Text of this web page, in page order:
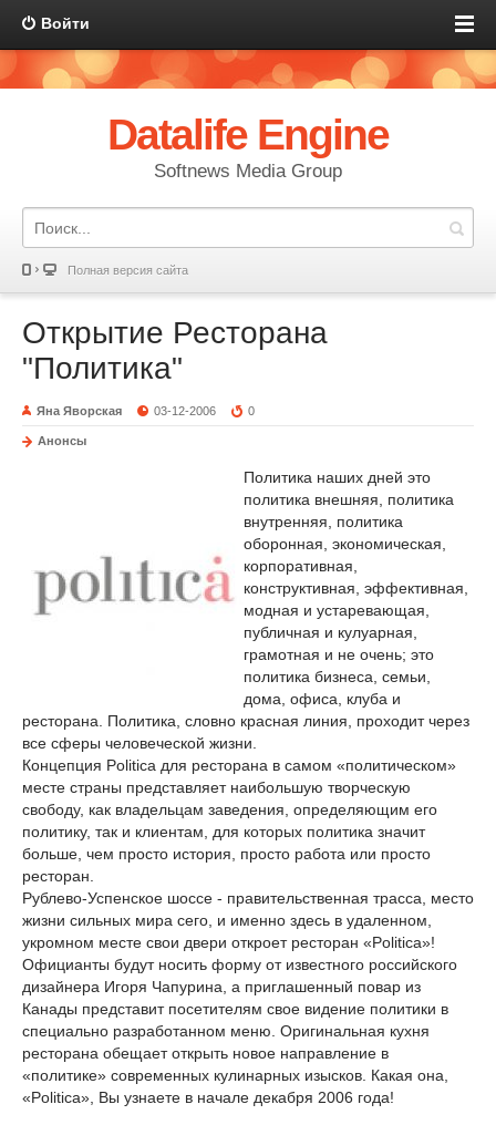
Войти
Datalife Engine
Softnews Media Group
Полная версия сайта
Открытие Ресторана
"Политика"
Яна Яворская 03-12-2006 0
Анонсы
Политика наших дней это
политика внешняя, политика
внутренняя, политика
оборонная, экономическая,
корпоративная,
конструктивная, эффективная,
модная и устаревающая,
публичная и кулуарная,
грамотная и не очень; это
политика бизнеса, семьи,
дома, офиса, клуба и
ресторана. Политика, словно красная линия, проходит через
все сферы человеческой жизни.
Концепция Politica для ресторана в самом «политическом»
месте страны представляет наибольшую творческую
свободу, как владельцам заведения, определяющим его
политику, так и клиентам, для которых политика значит
больше, чем просто история, просто работа или просто
ресторан.
Рублево-Успенское шоссе - правительственная трасса, место
жизни сильных мира сего, и именно здесь в удаленном,
укромном месте свои двери откроет ресторан «Politica»!
Официанты будут носить форму от известного российского
дизайнера Игоря Чапурина, а приглашенный повар из
Канады представит посетителям свое видение политики в
специально разработанном меню. Оригинальная кухня
ресторана обещает открыть новое направление в
«политике» современных кулинарных изысков. Какая она,
«Politica», Вы узнаете в начале декабря 2006 года!